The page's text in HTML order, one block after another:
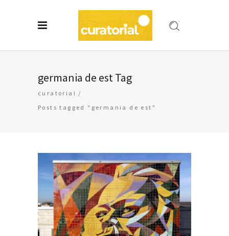
germania de est Tag
curatorial /
Posts tagged "germania de est"